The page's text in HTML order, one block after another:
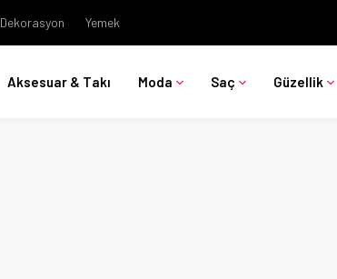
Dekorasyon Yemek
Aksesuar & Takı Moda Saç Güzellik